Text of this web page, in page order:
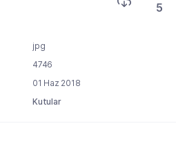
5
jpg
4746
01 Haz 2018
Kutular